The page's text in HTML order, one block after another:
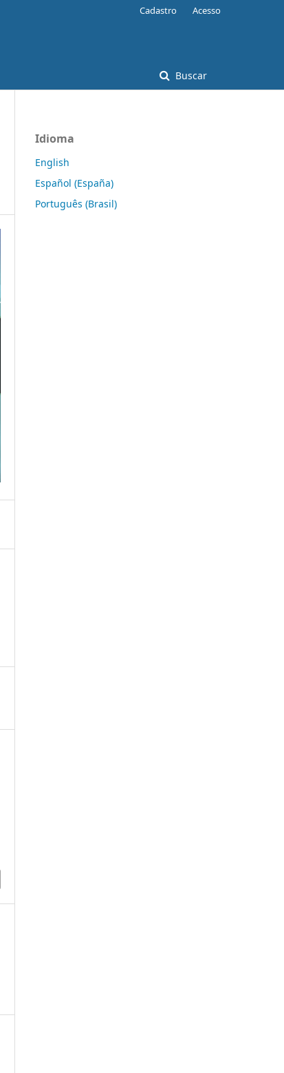
Buscar
Cadastro Acesso
Idioma
English
Español (España)
Português (Brasil)